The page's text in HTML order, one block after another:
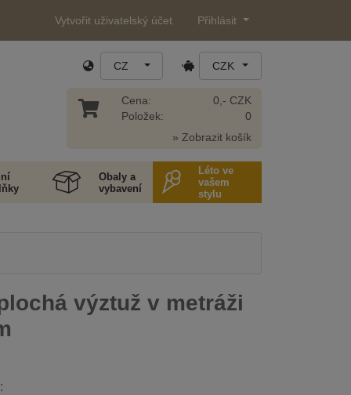
Vytvořit uživatelský účet Přihlásit
CZ CZK
Cena:
Položek:
0,- CZK
0
» Zobrazit košík
Obaly a
vybavení
Léto ve
vašem
stylu
výztuž v metráži